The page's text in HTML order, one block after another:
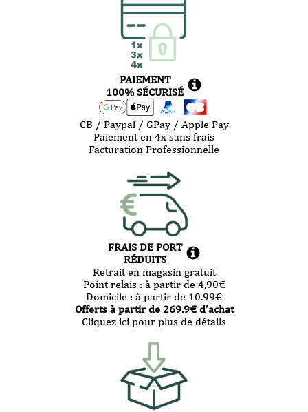
PAIEMENT
100% SÉCURISÉ
CB / Paypal / GPay / Apple Pay
Paiement en 4x sans frais
Facturation Professionnelle
FRAIS DE PORT
RÉDUITS
Retrait en magasin gratuit
Point relais : à partir de 4,90€
Domicile : à partir de 10.99€
Offerts à partir de 269.9€ d’achat
Cliquez ici pour plus de détails